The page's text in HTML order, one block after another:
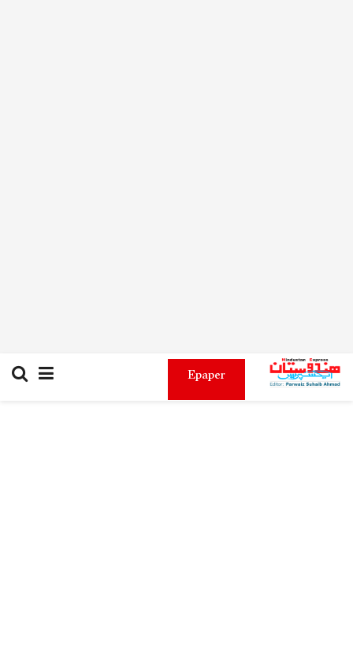
Epaper